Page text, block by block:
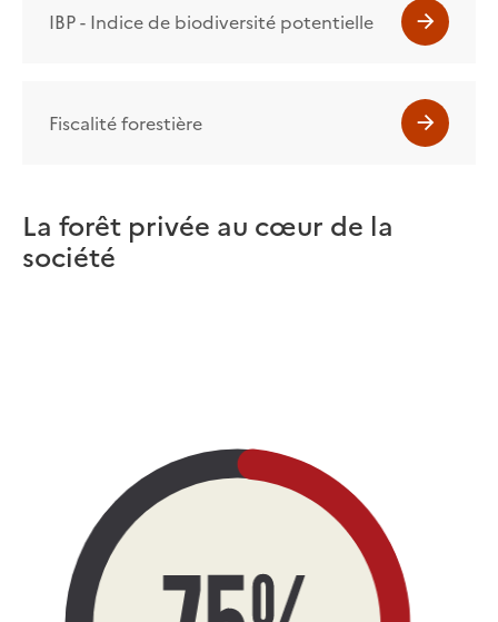
IBP - Indice de biodiversité potentielle
Fiscalité forestière
La forêt privée au cœur de la
société